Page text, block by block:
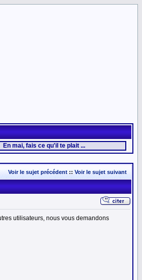
mai, fais ce qu'il te plait ...
Voir le sujet précédent :: Voir le sujet suivant
utilisateurs, nous vous demandons